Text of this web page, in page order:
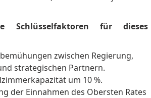
Schlüsselfaktoren für dieses
zwischen Regierung,
strategischen Partnern.
um 10 %.
der Einnahmen des Obersten Rates